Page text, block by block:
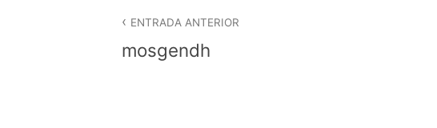
d'entrades
ENTRADA ANTERIOR
mosgendh